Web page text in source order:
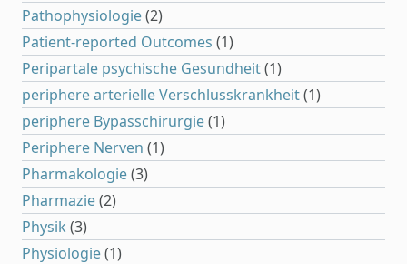
Pathophysiologie(2)
Patient-reported Outcomes (1)
Peripartale psychische Gesundheit(1)
periphere arterielle Verschlusskrankheit(1)
periphere Bypasschirurgie(1)
Periphere Nerven (1)
Pharmakologie(3)
Pharmazie(2)
Physik (3)
Physiologie(1)